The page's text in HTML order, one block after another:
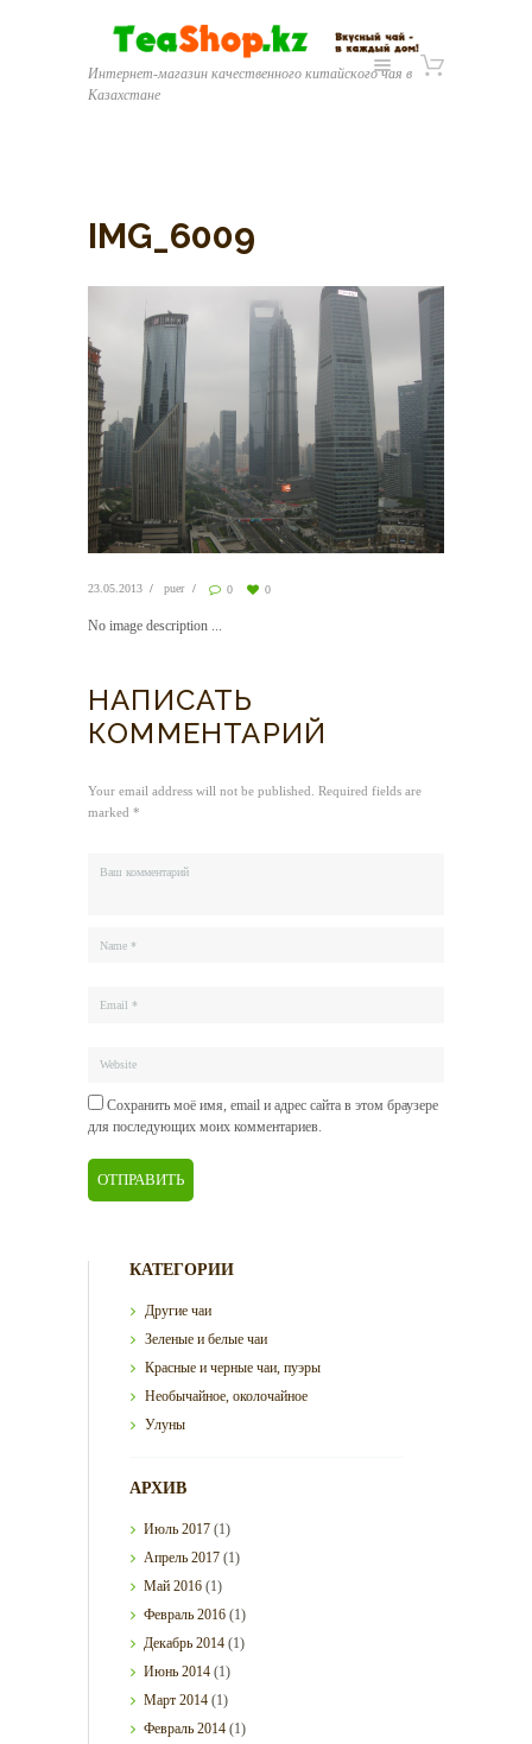
Интернет-магазин качественного китайского чая в
Казахстане
IMG_6009
23.05.2013 puer 0 0
No image description ...
НАПИСАТЬ
КОММЕНТАРИЙ
Your email address will not be published. Required fields are
marked *
Сохранить моё имя, email и адрес сайта в этом браузере
для последующих моих комментариев.
КАТЕГОРИИ
Другие чаи
Зеленые и белые чаи
Красные и черные чаи, пуэры
Необычайное, околочайное
Улуны
АРХИВ
Июль2017 (1)
Апрель2017 (1)
Май2016 (1)
Февраль2016 (1)
Декабрь2014 (1)
Июнь2014 (1)
Март2014 (1)
Февраль2014 (1)